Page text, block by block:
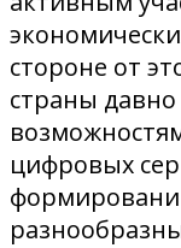
стороне от
страны
цифровых